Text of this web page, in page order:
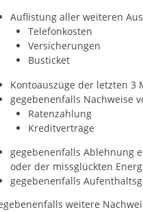
Auflistung aller weiteren
Telefonkosten
Versicherungen
Busticket
Kontoauszüge der letzten 3
gegebenenfalls Nachweise
Ratenzahlung
Kreditverträge
gegebenenfalls Ablehnung
oder der missglückten
gegebenenfalls
weitere